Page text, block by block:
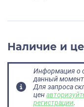
Наличие и
Информация о
данный момент
Для запроса
цен
регистрации.